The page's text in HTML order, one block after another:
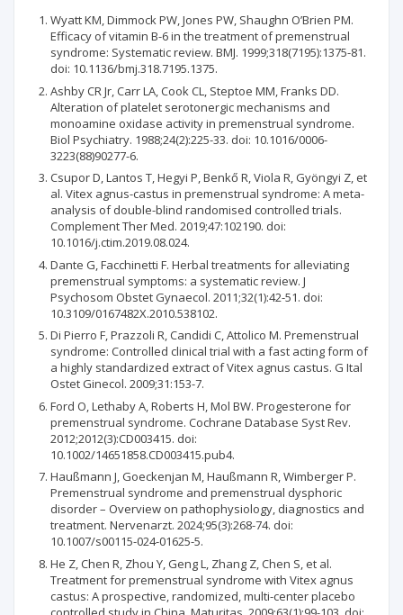
Wyatt KM, Dimmock PW, Jones PW, Shaughn O’Brien PM.
Efficacy of vitamin B-6 in the treatment of premenstrual
syndrome: Systematic review. BMJ. 1999;318(7195):1375-81.
doi: 10.1136/bmj.318.7195.1375.
Ashby CR Jr, Carr LA, Cook CL, Steptoe MM, Franks DD.
Alteration of platelet serotonergic mechanisms and
monoamine oxidase activity in premenstrual syndrome.
Biol Psychiatry. 1988;24(2):225-33. doi: 10.1016/0006-
3223(88)90277-6.
Csupor D, Lantos T, Hegyi P, Benkő R, Viola R, Gyöngyi Z, et
al. Vitex agnus-castus in premenstrual syndrome: A meta-
analysis of double-blind randomised controlled trials.
Complement Ther Med. 2019;47:102190. doi:
10.1016/j.ctim.2019.08.024.
Dante G, Facchinetti F. Herbal treatments for alleviating
premenstrual symptoms: a systematic review. J
Psychosom Obstet Gynaecol. 2011;32(1):42-51. doi:
10.3109/0167482X.2010.538102.
Di Pierro F, Prazzoli R, Candidi C, Attolico M. Premenstrual
syndrome: Controlled clinical trial with a fast acting form of
a highly standardized extract of Vitex agnus castus. G Ital
Ostet Ginecol. 2009;31:153-7.
Ford O, Lethaby A, Roberts H, Mol BW. Progesterone for
premenstrual syndrome. Cochrane Database Syst Rev.
2012;2012(3):CD003415. doi:
10.1002/14651858.CD003415.pub4.
Haußmann J, Goeckenjan M, Haußmann R, Wimberger P.
Premenstrual syndrome and premenstrual dysphoric
disorder – Overview on pathophysiology, diagnostics and
treatment. Nervenarzt. 2024;95(3):268-74. doi:
10.1007/s00115-024-01625-5.
He Z, Chen R, Zhou Y, Geng L, Zhang Z, Chen S, et al.
Treatment for premenstrual syndrome with Vitex agnus
castus: A prospective, randomized, multi-center placebo